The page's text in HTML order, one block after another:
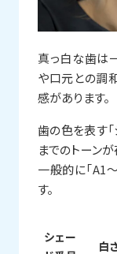
真っ白な歯は
や口元との調
感があります。
歯の色を表す「
までのトーンが
一般的に「A1
す。
シェー
白